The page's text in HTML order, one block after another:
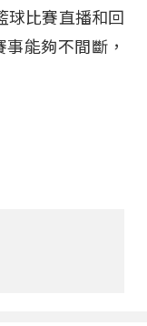
球比賽直播和回
能夠不間斷，